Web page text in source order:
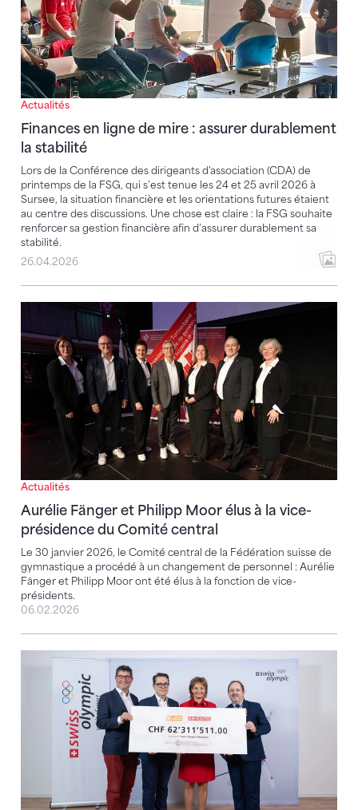
Actualités
Finances en ligne de mire : assurer durablement
la stabilité
Lors de la Conférence des dirigeants d'association (CDA) de
printemps de la FSG, qui s’est tenue les 24 et 25 avril 2026 à
Sursee, la situation financière et les orientations futures étaient
au centre des discussions. Une chose est claire : la FSG souhaite
renforcer sa gestion financière afin d’assurer durablement sa
stabilité.
26.04.2026
Actualités
Aurélie Fänger et Philipp Moor élus à la vice-
présidence du Comité central
Le 30 janvier 2026, le Comité central de la Fédération suisse de
gymnastique a procédé à un changement de personnel : Aurélie
Fänger et Philipp Moor ont été élus à la fonction de vice-
présidents.
Aurélie Fänger et Philipp Moor élus à la vice-
06.02.2026
62 millions pour le sport